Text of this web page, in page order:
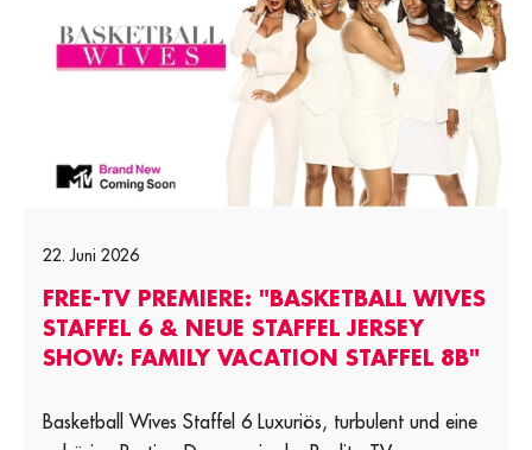
22. Juni 2026
FREE-TV PREMIERE: "BASKETBALL WIVES
STAFFEL 6 & NEUE STAFFEL JERSEY
SHOW: FAMILY VACATION STAFFEL 8B"
Basketball Wives Staffel 6 Luxuriös, turbulent und eine